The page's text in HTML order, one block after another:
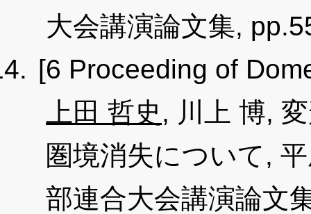
大会講演論文集,
[6 Proceeding of
上田 哲史 , 川上 博,
圏境消失について,
部連合大会講演論文